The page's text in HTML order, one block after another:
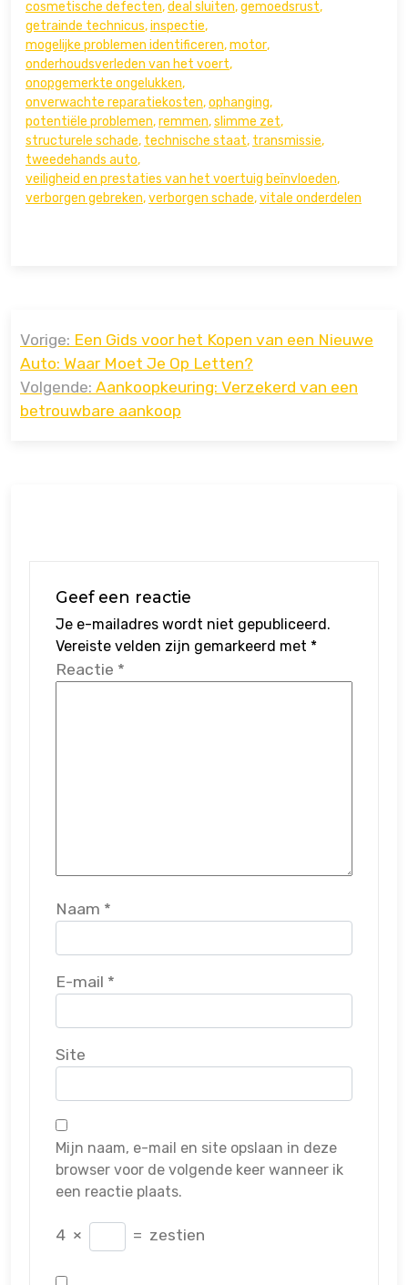
cosmetische defecten,deal sluiten,gemoedsrust,
getrainde technicus,inspectie,
mogelijke problemen identificeren,motor,
onderhoudsverleden van het voert,
onopgemerkte ongelukken,
onverwachte reparatiekosten,ophanging,
potentiële problemen,remmen,slimme zet,
structurele schade, technische staat, transmissie,
tweedehands auto,
veiligheid en prestaties van het voertuig beïnvloeden,
verborgen gebreken,verborgen schade,vitale onderdelen
navigatie
Vorige: Een Gids voor het Kopen van een Nieuwe
Auto: Waar Moet Je Op Letten?
Volgende: Aankoopkeuring: Verzekerd van een
betrouwbare aankoop
Geef een reactie
Je e-mailadres wordt niet gepubliceerd.
Vereiste velden zijn gemarkeerd met *
Reactie *
Naam *
E-mail *
Site
Mijn naam, e-mail en site opslaan in deze
browser voor de volgende keer wanneer ik
een reactie plaats.
4 × = zestien